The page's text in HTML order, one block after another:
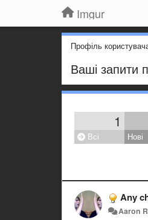
Imgur
Профіль
Ваші запити
1
Всі Нові
Any
Aaron